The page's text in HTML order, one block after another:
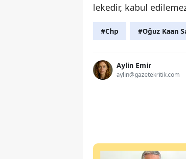
lekedir, kabul
#Chp #Oğuz Kaan
Aylin Emir
aylin@gazetekritik.com